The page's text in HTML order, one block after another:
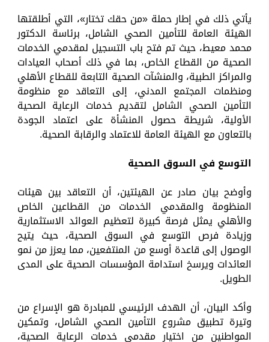
يأتي ذلك في إطار حملة «من حقك تختار»، التي أطلقتها
الهيئة العامة للتأمين الصحي الشامل، برئاسة الدكتور
محمد معيط، حيث تم فتح باب التسجيل لمقدمي الخدمات
الصحية من القطاع الخاص، بما في ذلك أصحاب العيادات
والمراكز الطبية، والمنشآت الصحية التابعة للقطاع الأهلي
ومنظمات المجتمع المدني، إلى التعاقد مع منظومة
التأمين الصحي الشامل لتقديم خدمات الرعاية الصحية
الأولية، شريطة حصول المنشأة على اعتماد الجودة
بالتعاون مع الهيئة العامة للاعتماد والرقابة الصحية.
التوسع في السوق الصحية
وأوضح بيان صادر عن الهيئتين، أن التعاقد بين هيئات
المنظومة والمقدمي الخدمات من القطاعين الخاص
والأهلي يمثل فرصة كبيرة لتعظيم العوائد الاستثمارية
وزيادة فرص التوسع في السوق الصحية، حيث يتيح
الوصول إلى قاعدة أوسع من المنتفعين، مما يعزز من نمو
العائدات ويرسخ استدامة المؤسسات الصحية على المدى
الطويل.
وأكد البيان، أن الهدف الرئيسي للمبادرة هو الإسراع من
وتيرة تطبيق مشروع التأمين الصحي الشامل، وتمكين
المواطنين من اختيار مقدمي خدمات الرعاية الصحية،